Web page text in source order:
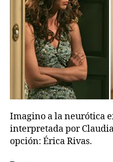
Imagino a la neurótica
interpretada por
opción: Érica Rivas.